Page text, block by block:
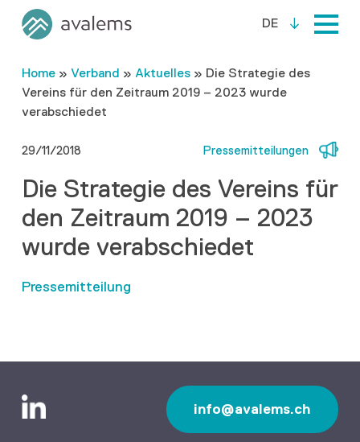
DE
Home» Verband » Aktuelles» Die Strategie des
Vereins für den Zeitraum 2019 – 2023 wurde
verabschiedet
29/11/2018 Pressemitteilungen
Die Strategie des Vereins für
den Zeitraum 2019 – 2023
wurde verabschiedet
Pressemitteilung
info@avalems.ch